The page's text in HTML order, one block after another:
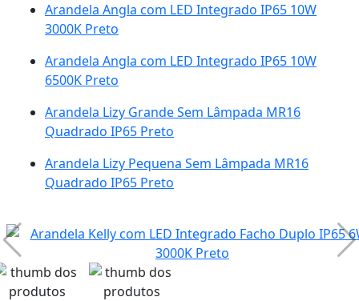
Arandela Angla com LED Integrado IP65 10W
3000K Preto
Arandela Angla com LED Integrado IP65 10W
6500K Preto
Arandela Lizy Grande Sem Lâmpada MR16
Quadrado IP65 Preto
Arandela Lizy Pequena Sem Lâmpada MR16
Quadrado IP65 Preto